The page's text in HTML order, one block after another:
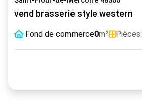
vend brasserie style western
Fond de commerce0m² Pièces: